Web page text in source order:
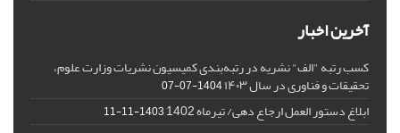
آخرین اخبار
کسب رتبه "الف" نشریه در رتبه‌بندی کمیسیون نشریات وزارت علوم،
تحقیقات و فناوری در سال ۱۴۰۳ 1404-07-07
ابلاغ دستور العمل ارجاع دهی/ تیرماه 1402 1403-11-11